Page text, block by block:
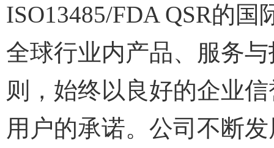
ISO13485/FDA QSR的
全球行业内产品、服务
则，始终以良好的企业
用户的承诺。公司不断